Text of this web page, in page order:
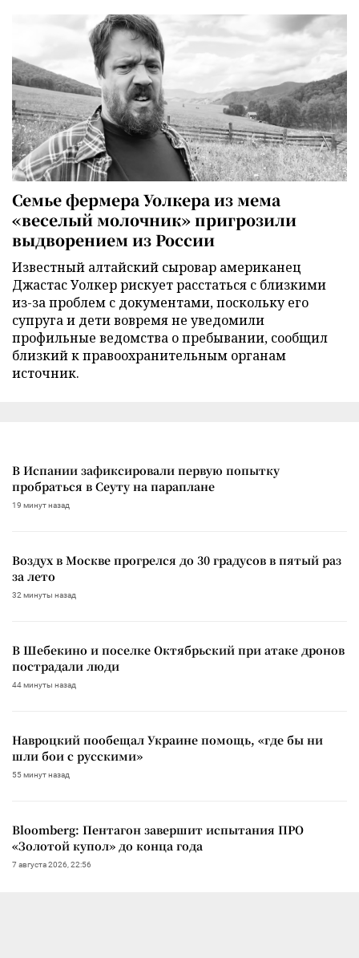
Семье фермера Уолкера из мема
«веселый молочник» пригрозили
выдворением из России
Известный алтайский сыровар американец
Джастас Уолкер рискует расстаться с близкими
из-за проблем с документами, поскольку его
супруга и дети вовремя не уведомили
профильные ведомства о пребывании, сообщил
близкий к правоохранительным органам
источник.
В Испании зафиксировали первую попытку
пробраться в Сеуту на параплане
19 минут назад
Воздух в Москве прогрелся до 30 градусов в пятый раз
за лето
32 минуты назад
В Шебекино и поселке Октябрьский при атаке дронов
пострадали люди
44 минуты назад
Навроцкий пообещал Украине помощь, «где бы ни
шли бои с русскими»
55 минут назад
Bloomberg: Пентагон завершит испытания ПРО
«Золотой купол» до конца года
7 августа 2026, 22:56